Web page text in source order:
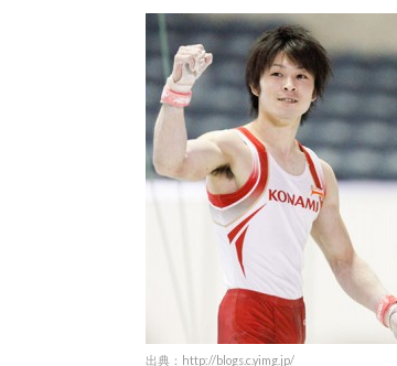
出典： http://blogs.c.yimg.jp/